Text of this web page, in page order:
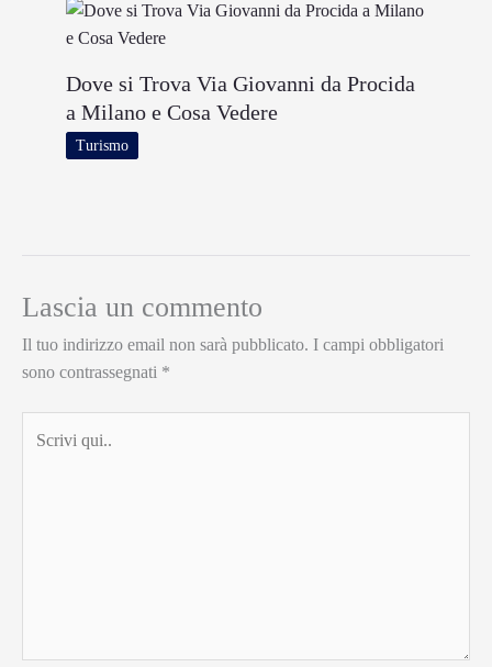
Dove si Trova Via Giovanni da Procida
a Milano e Cosa Vedere
Turismo
Lascia un commento
Il tuo indirizzo email non sarà pubblicato. I campi obbligatori
sono contrassegnati *
qui..